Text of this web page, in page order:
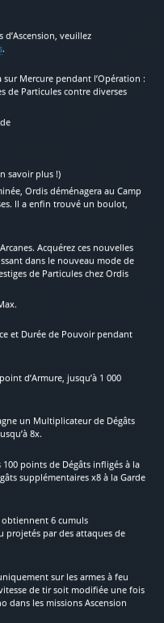
veuillez
.
Mercure pendant l’Opération :
de Particules contre diverses
savoir plus !)
Ordis déménagera au Camp
Il a enfin trouvé un boulot,
Acquérez ces nouvelles
dans le nouveau mode de
de Particules chez Ordis
et Durée de Pouvoir pendant
d’Armure, jusqu’à 1 000
un Multiplicateur de Dégâts
8x.
points de Dégâts infligés à la
supplémentaires x8 à la Garde
obtiennent 6 cumuls
projetés par des attaques de
sur les armes à feu
de tir soit modifiée une fois
dans les missions Ascension